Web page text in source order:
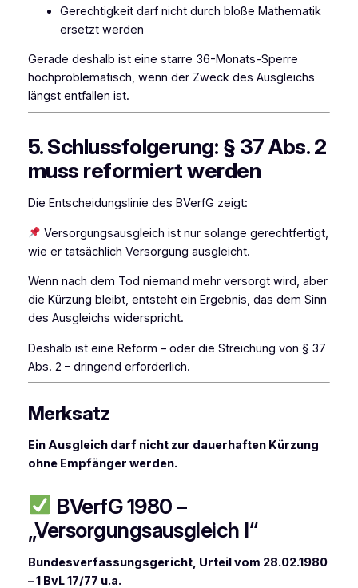
Gerechtigkeit darf nicht durch bloße Mathematik
ersetzt werden
Gerade deshalb ist eine starre 36-Monats-Sperre
hochproblematisch, wenn der Zweck des Ausgleichs
längst entfallen ist.
5. Schlussfolgerung: § 37 Abs. 2
muss reformiert werden
Die Entscheidungslinie des BVerfG zeigt:
Versorgungsausgleich ist nur solange gerechtfertigt,
wie er tatsächlich Versorgung ausgleicht.
Wenn nach dem Tod niemand mehr versorgt wird, aber
die Kürzung bleibt, entsteht ein Ergebnis, das dem Sinn
des Ausgleichs widerspricht.
Deshalb ist eine Reform – oder die Streichung von § 37
Abs. 2 – dringend erforderlich.
Merksatz
Ein Ausgleich darf nicht zur dauerhaften Kürzung
ohne Empfänger werden.
BVerfG 1980 –
„Versorgungsausgleich I“
Bundesverfassungsgericht, Urteil vom 28.02.1980
– 1 BvL 17/77 u.a.